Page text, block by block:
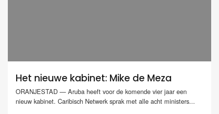
Het nieuwe kabinet: Mike de Meza
ORANJESTAD — Aruba heeft voor de komende vier jaar een
nieuw kabinet. Caribisch Netwerk sprak met alle acht ministers...